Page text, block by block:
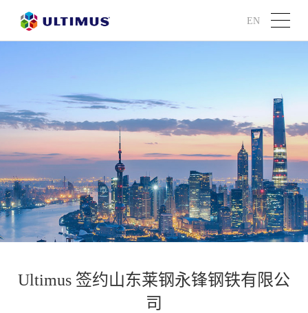
EN
Ultimus 签约山东莱钢永锋钢铁有限公
司